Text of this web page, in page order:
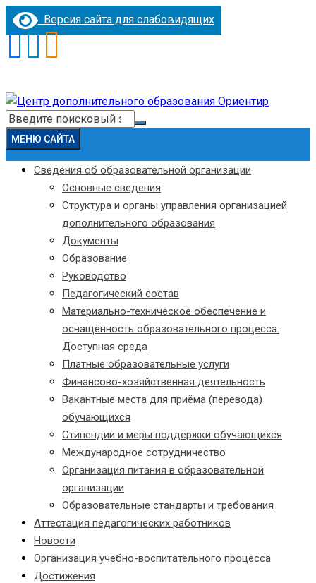
Версия сайта для слабовидящих
Перейти
к
содержимому
Искать:
МЕНЮ САЙТА
Сведения об образовательной организации
Основные сведения
Структура и органы управления организацией
дополнительного образования
Документы
Образование
Руководство
Педагогический состав
Материально-техническое обеспечение и
оснащённость образовательного процесса.
Доступная среда
Платные образовательные услуги
Финансово-хозяйственная деятельность
Вакантные места для приёма (перевода)
обучающихся
Стипендии и меры поддержки обучающихся
Международное сотрудничество
Организация питания в образовательной
организации
Образовательные стандарты и требования
Аттестация педагогических работников
Новости
Организация учебно-воспитательного процесса
Достижения